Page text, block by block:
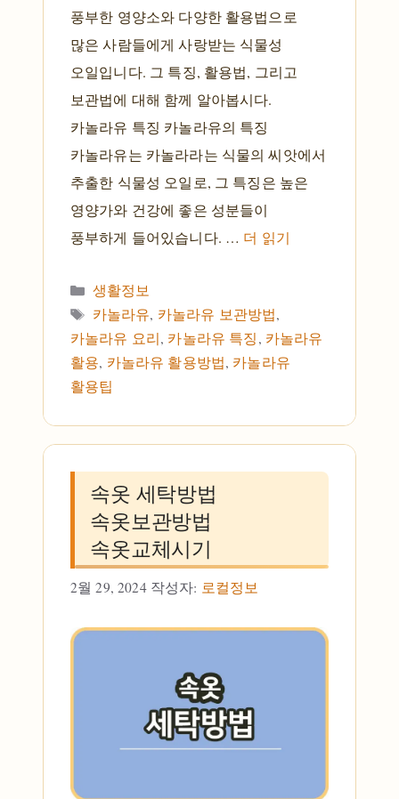
풍부한 영양소와 다양한 활용법으로
많은 사람들에게 사랑받는 식물성
오일입니다. 그 특징, 활용법, 그리고
보관법에 대해 함께 알아봅시다.
카놀라유 특징 카놀라유의 특징
카놀라유는 카놀라라는 식물의 씨앗에서
추출한 식물성 오일로, 그 특징은 높은
영양가와 건강에 좋은 성분들이
풍부하게 들어있습니다. … 더 읽기
카테고리
생활정보
태그
카놀라유, 카놀라유 보관방법,
카놀라유 요리, 카놀라유 특징 , 카놀라유
활용, 카놀라유 활용방법, 카놀라유
활용팁
속옷 세탁방법
속옷보관방법
속옷교체시기
2월 29, 2024 작성자: 로컬정보